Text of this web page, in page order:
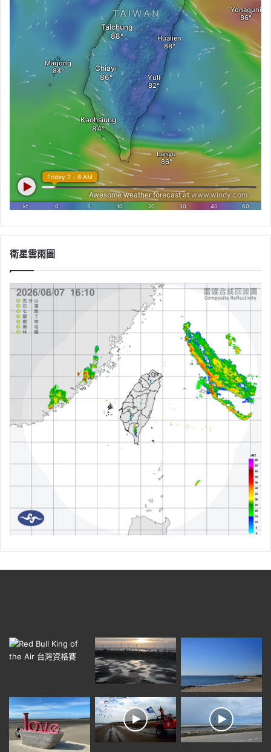
衛星雲雨圖